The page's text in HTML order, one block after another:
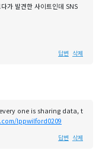
가 발견한 사이트인데 SNS
답변 삭제
one is sharing data, t
lppwilford0209
답변 삭제